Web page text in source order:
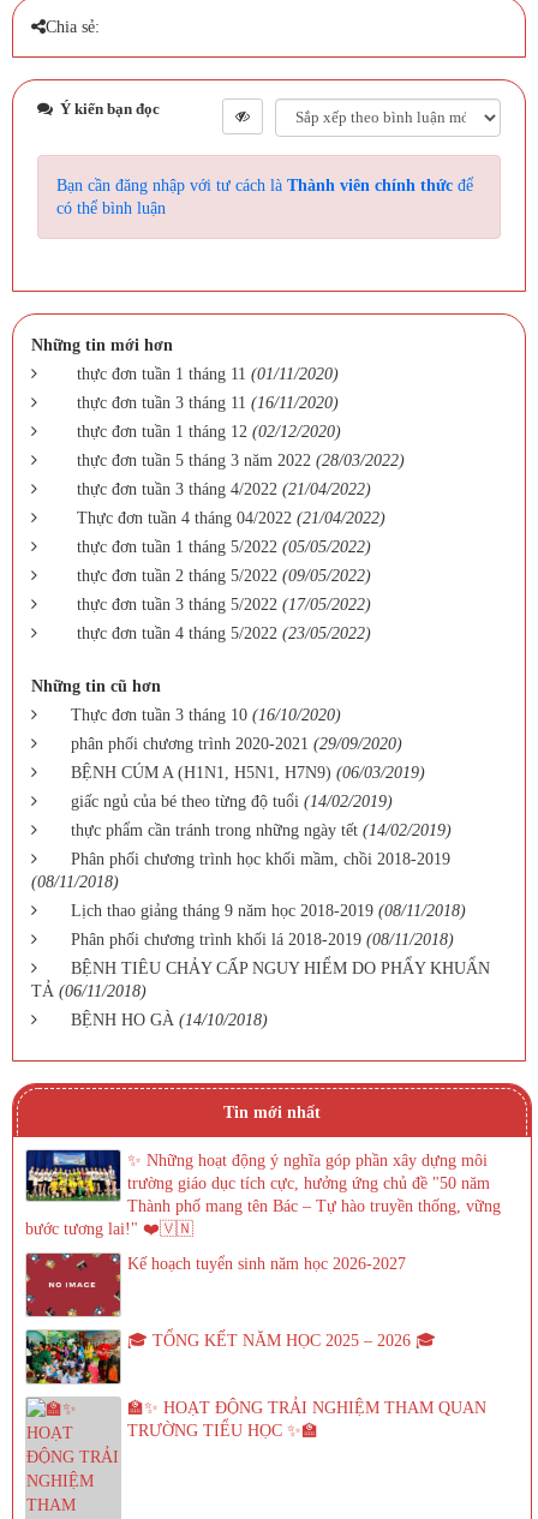
Chia sẻ:
Ý kiến bạn đọc
Bạn cần đăng nhập với tư cách là Thành viên chính thức để
có thể bình luận
Những tin mới hơn
thực đơn tuần 1 tháng 11 (01/11/2020)
thực đơn tuần 3 tháng 11 (16/11/2020)
thực đơn tuần 1 tháng 12 (02/12/2020)
thực đơn tuần 5 tháng 3 năm 2022 (28/03/2022)
thực đơn tuần 3 tháng 4/2022 (21/04/2022)
Thực đơn tuần 4 tháng 04/2022 (21/04/2022)
thực đơn tuần 1 tháng 5/2022 (05/05/2022)
thực đơn tuần 2 tháng 5/2022 (09/05/2022)
thực đơn tuần 3 tháng 5/2022 (17/05/2022)
thực đơn tuần 4 tháng 5/2022 (23/05/2022)
Những tin cũ hơn
Thực đơn tuần 3 tháng 10 (16/10/2020)
phân phối chương trình 2020-2021 (29/09/2020)
BỆNH CÚM A (H1N1, H5N1, H7N9) (06/03/2019)
giấc ngủ của bé theo từng độ tuổi (14/02/2019)
thực phẩm cần tránh trong những ngày tết (14/02/2019)
Phân phối chương trình học khối mầm, chồi 2018-2019
(08/11/2018)
Lịch thao giảng tháng 9 năm học 2018-2019 (08/11/2018)
Phân phối chương trình khối lá 2018-2019 (08/11/2018)
BỆNH TIÊU CHẢY CẤP NGUY HIỂM DO PHẨY KHUẨN
TẢ (06/11/2018)
BỆNH HO GÀ (14/10/2018)
Tin mới nhất
✨ Những hoạt động ý nghĩa góp phần xây dựng môi
trường giáo dục tích cực, hưởng ứng chủ đề "50 năm
Thành phố mang tên Bác – Tự hào truyền thống, vững
bước tương lai!" ❤️🇻🇳
Kế hoạch tuyển sinh năm học 2026-2027
🎓 TỔNG KẾT NĂM HỌC 2025 – 2026 🎓
🏫✨ HOẠT ĐỘNG TRẢI NGHIỆM THAM QUAN
TRƯỜNG TIỂU HỌC ✨🏫